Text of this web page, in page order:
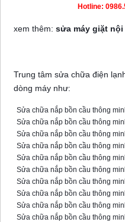
Hotline:
xem thêm: sửa máy giặt nội
Trung tâm sửa chữa điện
dòng máy như:
Sửa chữa nắp bồn cầu thông
Sửa chữa nắp bồn cầu thông
Sửa chữa nắp bồn cầu thông
Sửa chữa nắp bồn cầu thông
Sửa chữa nắp bồn cầu thông
Sửa chữa nắp bồn cầu thông
Sửa chữa nắp bồn cầu thông
Sửa chữa nắp bồn cầu thông
Sửa chữa nắp bồn cầu thông
Sửa chữa nắp bồn cầu thông